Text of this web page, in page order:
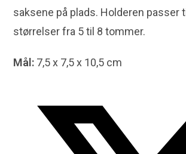
saksene på plads. Holderen passer
størrelser fra 5 til 8 tommer.
Mål: 7,5 x 7,5 x 10,5 cm